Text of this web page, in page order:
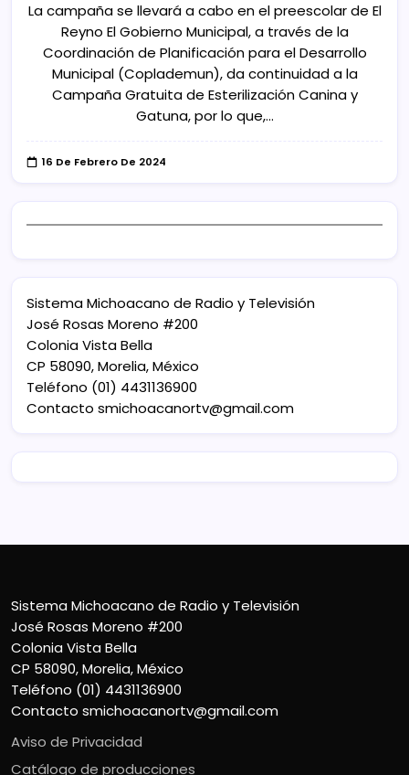
La campaña se llevará a cabo en el preescolar de El
Reyno El Gobierno Municipal, a través de la
Coordinación de Planificación para el Desarrollo
Municipal (Coplademun), da continuidad a la
Campaña Gratuita de Esterilización Canina y
Gatuna, por lo que,…
16 De Febrero De 2024
Sistema Michoacano de Radio y Televisión
José Rosas Moreno #200
Colonia Vista Bella
CP 58090, Morelia, México
Teléfono (01) 4431136900
Contacto smichoacanortv@gmail.com
Sistema Michoacano de Radio y Televisión
José Rosas Moreno #200
Colonia Vista Bella
CP 58090, Morelia, México
Teléfono (01) 4431136900
Contacto smichoacanortv@gmail.com
Aviso de Privacidad
Catálogo de producciones